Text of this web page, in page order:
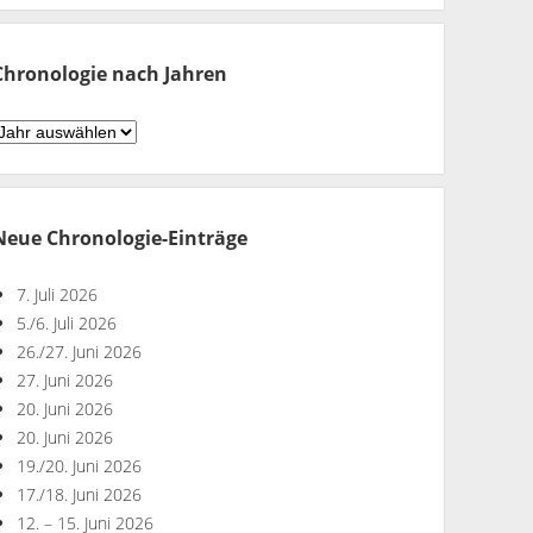
nach Jahren
Chronologie-Einträge
7. Juli 2026
5./6. Juli 2026
26./27. Juni 2026
27. Juni 2026
20. Juni 2026
20. Juni 2026
19./20. Juni 2026
17./18. Juni 2026
12. – 15. Juni 2026